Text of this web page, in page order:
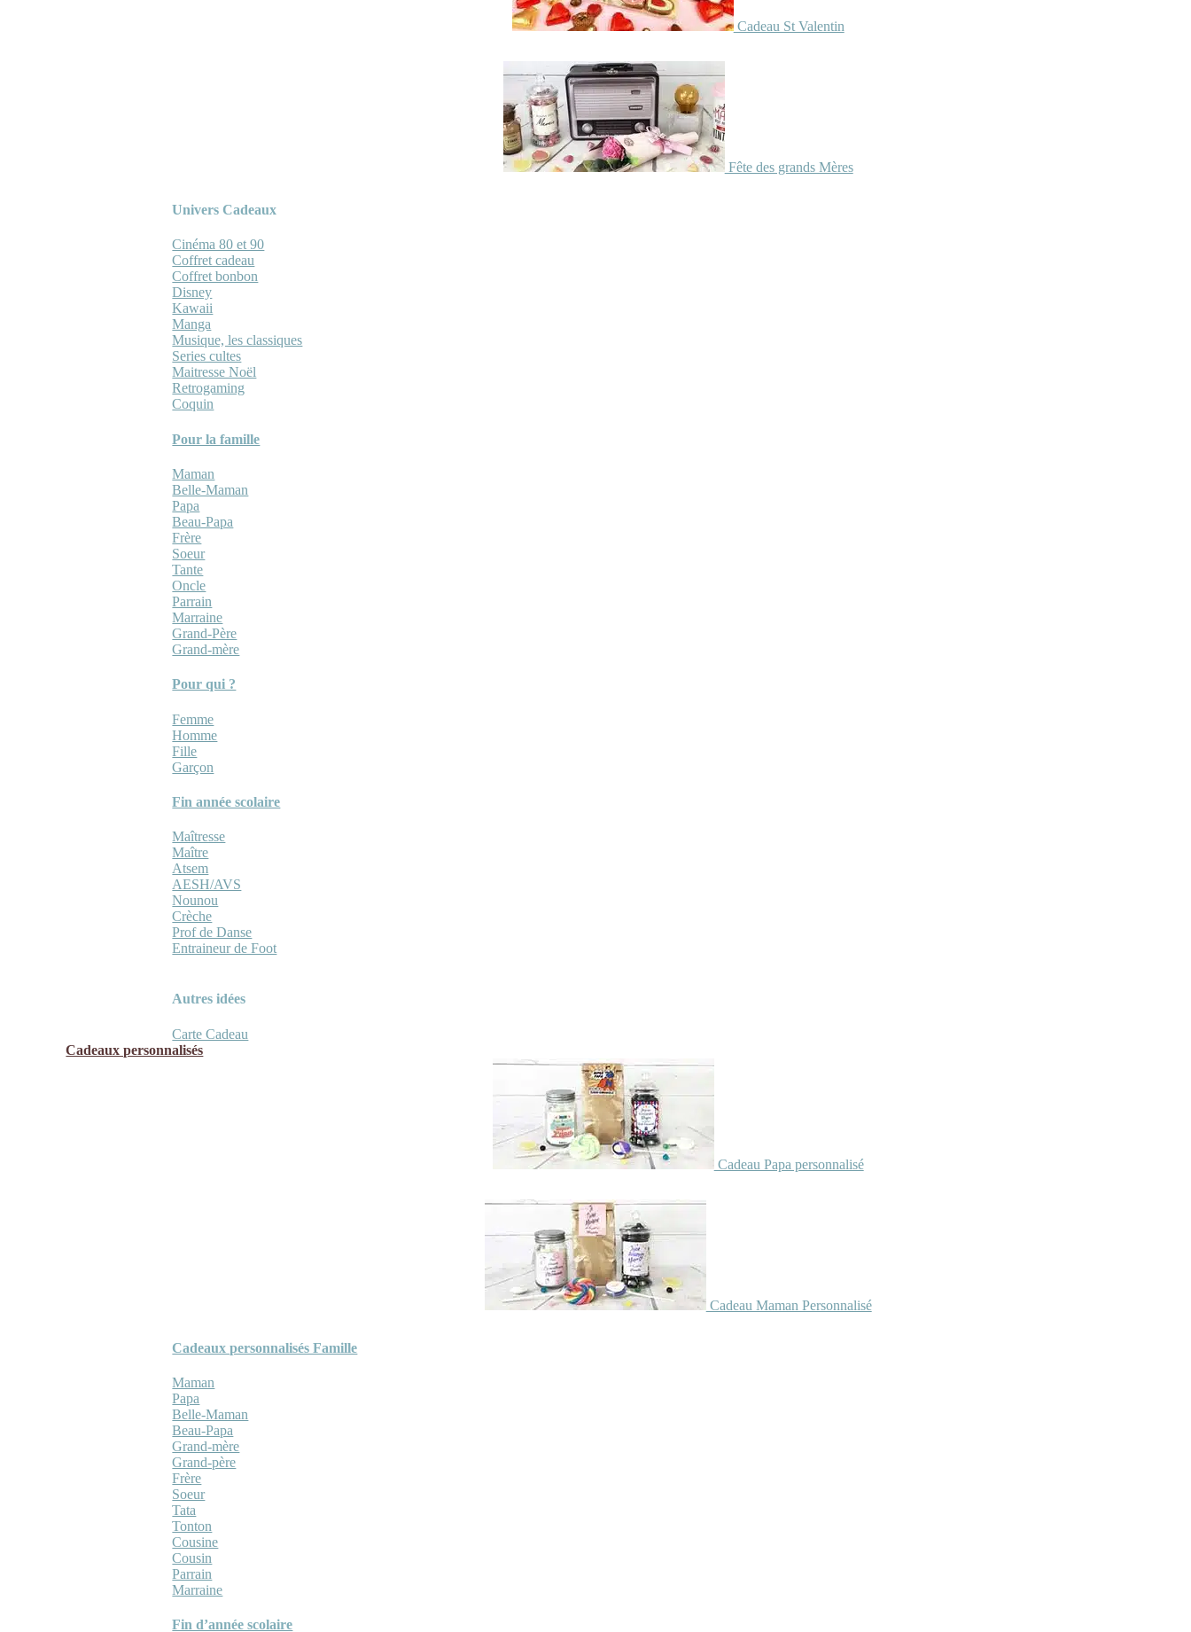
Cadeau St Valentin
Fête des grands Mères
Univers Cadeaux
Cinéma 80 et 90
Coffret cadeau
Coffret bonbon
Disney
Kawaii
Manga
Musique, les classiques
Series cultes
Maitresse Noël
Retrogaming
Coquin
Pour la famille
Maman
Belle-Maman
Papa
Beau-Papa
Frère
Soeur
Tante
Oncle
Parrain
Marraine
Grand-Père
Grand-mère
Pour qui ?
Femme
Homme
Fille
Garçon
Fin année scolaire
Maîtresse
Maître
Atsem
AESH/AVS
Nounou
Crèche
Prof de Danse
Entraineur de Foot
Autres idées
Carte Cadeau
Cadeaux personnalisés
Cadeau Papa personnalisé
Cadeau Maman Personnalisé
Cadeaux personnalisés Famille
Maman
Papa
Belle-Maman
Beau-Papa
Grand-mère
Grand-père
Frère
Soeur
Tata
Tonton
Cousine
Cousin
Parrain
Marraine
Fin d’année scolaire